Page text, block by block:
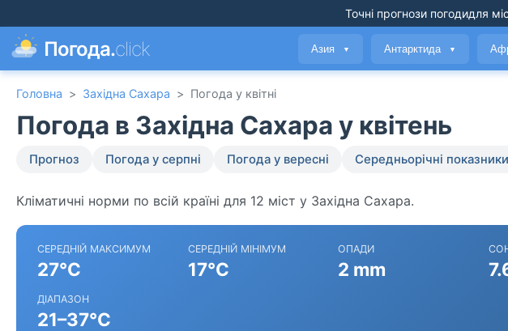
Точні прогнози погодидля
Погода.click Азия ▼ Антарктида ▼
Головна > Західна Сахара > Погода у квітні
Погода в Західна Сахара у квітень
Прогноз Погода у серпні Погода у вересні Середньорічні показники
Кліматичні норми по всій країні для 12 міст у Західна Сахара.
СЕРЕДНІЙ МАКСИМУМ
27°C
СЕРЕДНІЙ МІНІМУМ
17°C
ОПАДИ
2 mm
ДІАПАЗОН
21–37°C